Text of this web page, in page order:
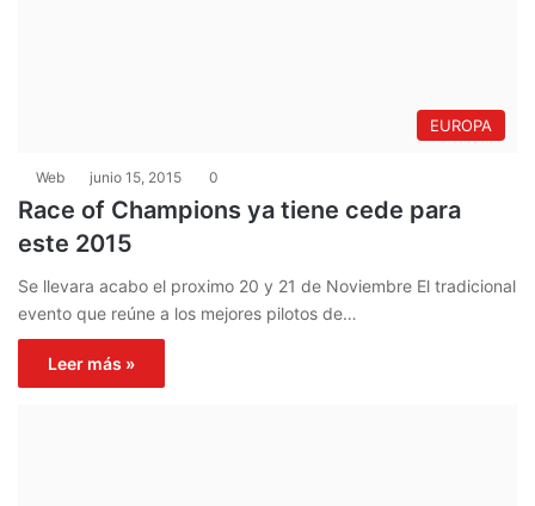
EUROPA
Web junio 15, 2015 0
Race of Champions ya tiene cede para
este 2015
Se llevara acabo el proximo 20 y 21 de Noviembre El tradicional
evento que reúne a los mejores pilotos de…
Leer más »